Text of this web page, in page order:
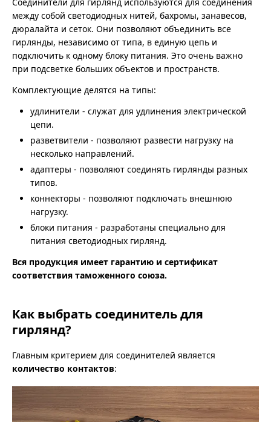
между собой светодиодных нитей, бахромы, занавесов,
дюралайта и сеток. Они позволяют объединить все
гирлянды, независимо от типа, в единую цепь и
подключить к одному блоку питания. Это очень важно
при подсветке больших объектов и пространств.
Комплектующие делятся на типы:
удлинители - служат для удлинения электрической
цепи.
разветвители - позволяют развести нагрузку на
несколько направлений.
адаптеры - позволяют соединять гирлянды разных
типов.
коннекторы - позволяют подключать внешнюю
нагрузку.
блоки питания - разработаны специально для
питания светодиодных гирлянд.
Вся продукция имеет гарантию и сертификат
соответствия таможенного союза.
Как выбрать соединитель для
гирлянд?
Главным критерием для соединителей является
количество контактов: